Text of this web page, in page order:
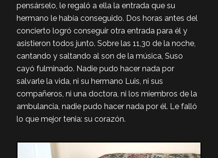
pensárselo, le regaló a ella la entrada que su
hermano le había conseguido. Dos horas antes del
concierto logró conseguir otra entrada para él y
asistieron todos junto. Sobre las 11,30 de la noche,
cantando y saltando al son de la música, Suso
cayó fulminado. Nadie pudo hacer nada por
salvarle la vida, ni su hermano Luis, ni sus
compañeros, ni una doctora, ni los miembros de la
ambulancia, nadie pudo hacer nada por él. Le falló
lo que mejor tenia: su corazón.